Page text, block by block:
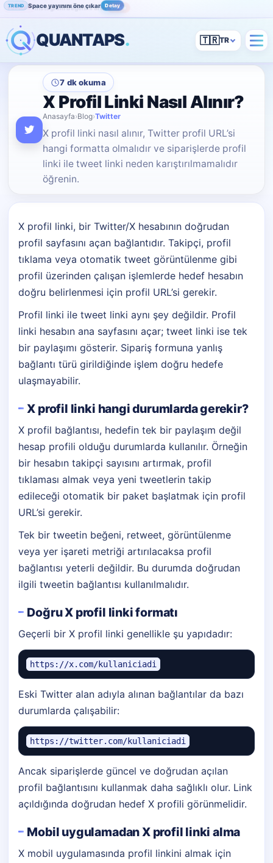
TREND Space yayınını öne çıkar Detay
POPÜLER Instagram beğenini artır İncele
QUANTAPS. 🇹🇷
7 dk okuma
X Profil Linki Nasıl Alınır?
Anasayfa›Blog›Twitter
X profil linki nasıl alınır, Twitter profil URL’si
hangi formatta olmalıdır ve siparişlerde profil
linki ile tweet linki neden karıştırılmamalıdır
öğrenin.
X profil linki, bir Twitter/X hesabının doğrudan
profil sayfasını açan bağlantıdır. Takipçi, profil
tıklama veya otomatik tweet görüntülenme gibi
profil üzerinden çalışan işlemlerde hedef hesabın
doğru belirlenmesi için profil URL’si gerekir.
Profil linki ile tweet linki aynı şey değildir. Profil
linki hesabın ana sayfasını açar; tweet linki ise tek
bir paylaşımı gösterir. Sipariş formuna yanlış
bağlantı türü girildiğinde işlem doğru hedefe
ulaşmayabilir.
X profil linki hangi durumlarda gerekir?
X profil bağlantısı, hedefin tek bir paylaşım değil
hesap profili olduğu durumlarda kullanılır. Örneğin
bir hesabın takipçi sayısını artırmak, profil
tıklaması almak veya yeni tweetlerin takip
edileceği otomatik bir paket başlatmak için profil
URL’si gerekir.
Tek bir tweetin beğeni, retweet, görüntülenme
veya yer işareti metriği artırılacaksa profil
bağlantısı yeterli değildir. Bu durumda doğrudan
ilgili tweetin bağlantısı kullanılmalıdır.
Doğru X profil linki formatı
Geçerli bir X profil linki genellikle şu yapıdadır:
https://x.com/kullaniciadi
Eski Twitter alan adıyla alınan bağlantılar da bazı
durumlarda çalışabilir:
https://twitter.com/kullaniciadi
Ancak siparişlerde güncel ve doğrudan açılan
profil bağlantısını kullanmak daha sağlıklı olur. Link
açıldığında doğrudan hedef X profili görünmelidir.
Mobil uygulamadan X profil linki alma
X mobil uygulamasında profil linkini almak için